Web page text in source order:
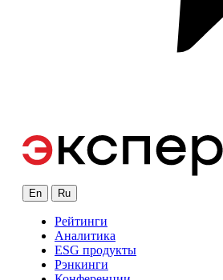
En Ru
Рейтинги
Аналитика
ESG продукты
Рэнкинги